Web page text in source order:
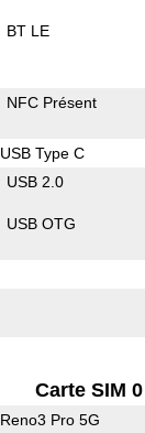
BT LE
NFC Présent
USB Type C
USB 2.0
USB OTG
Carte SIM 0
Reno3 Pro 5G